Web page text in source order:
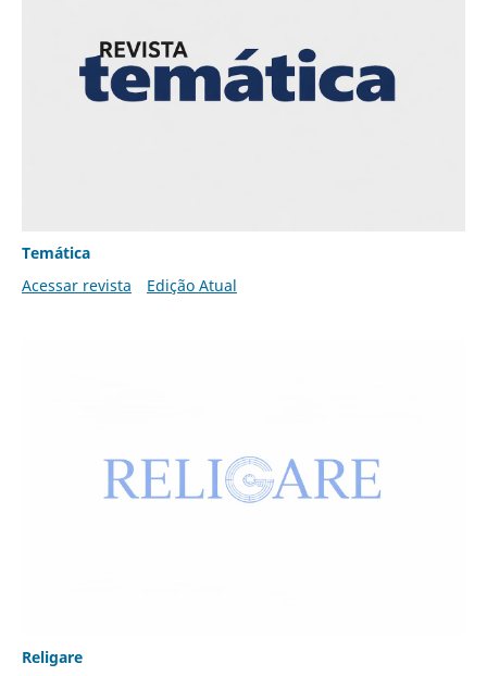
Temática
Acessar revista
Edição Atual
Religare